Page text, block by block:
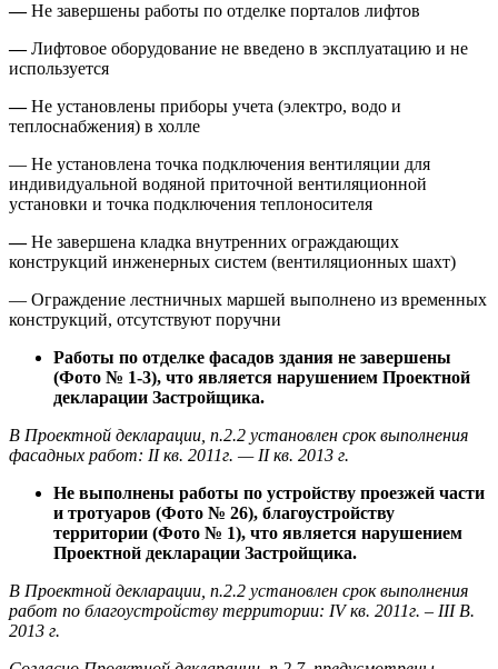
—Не завершены работы по отделке порталов лифтов
—Лифтовое оборудование не введено в эксплуатацию и не
используется
—Не установлены приборы учета (электро, водо и
теплоснабжения) в холле
— Не установлена точка подключения вентиляции для
индивидуальной водяной приточной вентиляционной
установки и точка подключения теплоносителя
—Не завершена кладка внутренних ограждающих
конструкций инженерных систем (вентиляционных шахт)
— Ограждение лестничных маршей выполнено из временных
конструкций, отсутствуют поручни
Работы по отделке фасадов здания не завершены
(Фото № 1-3), что является нарушением Проектной
декларации Застройщика.
В Проектной декларации, п.2.2 установлен срок выполнения
фасадных работ: II кв. 2011г. — II кв. 2013 г.
Не выполнены работы по устройству проезжей части
и тротуаров (Фото № 26), благоустройству
территории (Фото № 1), что является нарушением
Проектной декларации Застройщика.
В Проектной декларации, п.2.2 установлен срок выполнения
работ по благоустройству территории: IV кв. 2011г. – III В.
2013 г.